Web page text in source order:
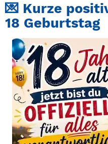
💌 Kurze
18 Geburtstag